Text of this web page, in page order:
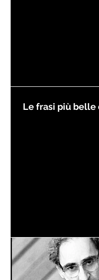
Le frasi più belle